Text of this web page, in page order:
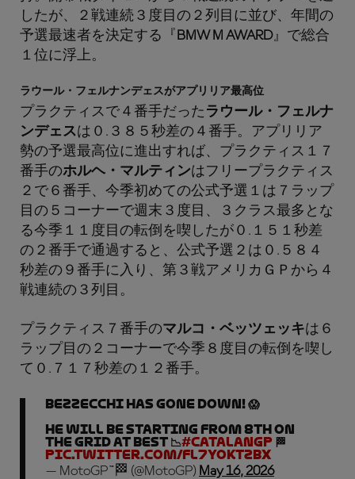
したが、２戦連続３度目の２列目に並び、年間の
予選最速者を決定する『 BMW M AWARD』で総合
１位に浮上。
ラウール・フェルナンデェスがアプリリア最高位
プラクティスで４番手だった ラウール・フェルナ
ンデェスは０.３８５秒差の４番手。アプリリア
勢の予選最高位に進出すれば、プラクティス１７
番手のホルヘ・マルティンはフリープラクティス
２で６番手、今季初めての公式予選１は７ラップ
目の５コーナーで週末３度目、３クラス最多とな
る今季１１度目の転倒を喫したが０.１５１秒差
の２番手で通過すると、公式予選２は０.５８４
秒差の９番手に入り、第３戦アメリカＧＰから４
戦連続の３列目。
プラクティス７番手のマルコ・ベッツェッキは６
ラップ目の２コーナーで今季８度目の転倒を喫し
て０.７１７秒差の１２番手。
Bezzecchi has gone down! 😱
He will be starting from 8th on
the grid at best 📉#CatalanGP 🏁
pic.twitter.com/Fl7yOKTZBX
— MotoGP™🏁 (@MotoGP) May 16, 2026